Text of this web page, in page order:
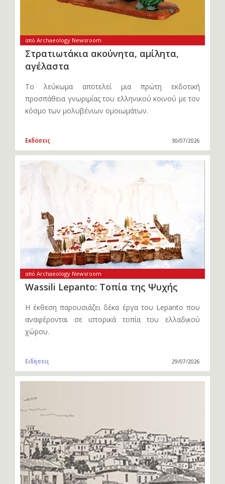
από Archaeology Newsroom
Στρατιωτάκια ακούνητα, αμίλητα,
αγέλαστα
Το λεύκωμα αποτελεί μια πρώτη εκδοτική
προσπάθεια γνωριμίας του ελληνικού κοινού με τον
κόσμο των μολυβένιων ομοιωμάτων.
Εκδόσεις 30/07/2026
από Archaeology Newsroom
Wassili Lepanto: Τοπία της Ψυχής
Η έκθεση παρουσιάζει δέκα έργα του Lepanto που
αναφέρονται σε ιστορικά τοπία του ελλαδικού
χώρου.
Ειδήσεις 29/07/2026